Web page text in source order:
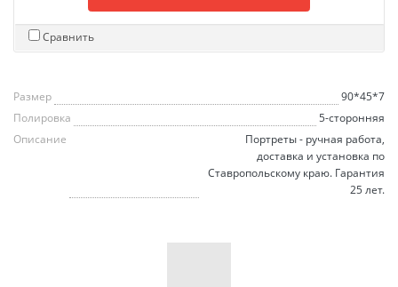
Сравнить
Размер
90*45*7
Полировка
5-сторонняя
Описание
Портреты - ручная работа,
доставка и установка по
Ставропольскому краю. Гарантия
25 лет.